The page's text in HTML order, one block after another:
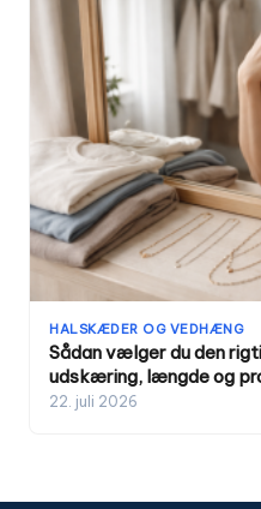
HALSKÆDER OG VEDHÆNG
Sådan vælger du den
udskæring, længde og
22. juli 2026